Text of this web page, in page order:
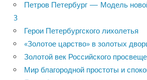
Петров Петербург — Модель
3
Герои Петербургского лихолетья
«Золотое царство» в золотых
Золотой век Российского
Мир благородной простоты и